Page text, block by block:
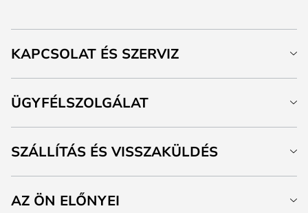
KAPCSOLAT ÉS SZERVIZ
ÜGYFÉLSZOLGÁLAT
SZÁLLÍTÁS ÉS VISSZAKÜLDÉS
AZ ÖN ELŐNYEI